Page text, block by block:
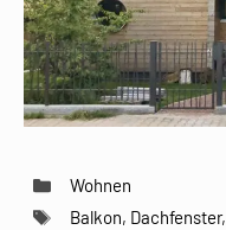
Kategorien
Wohnen
Schlagwörter
Balkon, Dachfenster,